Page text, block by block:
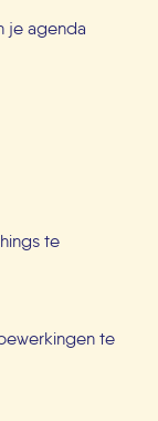
je agenda
te
te